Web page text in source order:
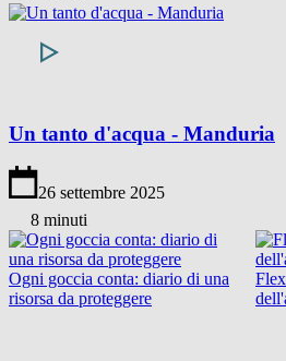
Un tanto d'acqua - Manduria
26 settembre 2025
8 minuti
Ogni goccia conta: diario di una
risorsa da proteggere